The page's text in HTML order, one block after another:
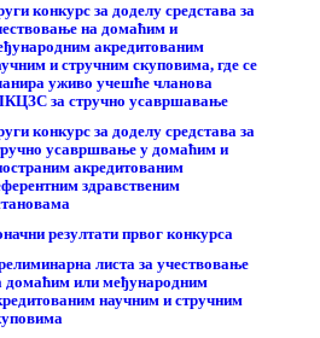
конкурс за доделу средстава за
на домаћим и
акредитованим
и стручним скуповима, где се
уживо учешће чланова
за стручно усавршавање
конкурс за доделу средстава за
усавршвање у домаћим и
акредитованим
здравственим
резултати првог конкурса
листа за учествовање
домаћим или међународним
научним и стручним